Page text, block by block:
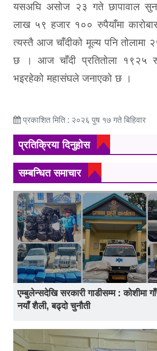
यसअघि असोज २३ गते छापावाल सुन
लाख ५९ हजार १०० रुपैयाँमा
त्यस्तै आज चाँदीको मूल्य पनि तोलामा
छ । आज चाँदी प्रतितोला १९२५
भइरहेको महासंघले जनाएको छ ।
प्रकाशित मिति : २०२६ पुष १७ गते बिहिवार
प्रतिक्रिया दिनुहोस
सम्बन्धित समाचार
एम्बुलेन्सदेखि सरकारी गाडीसम्म : कोशीमा
नयाँ शैली, बढ्दो चुनौती